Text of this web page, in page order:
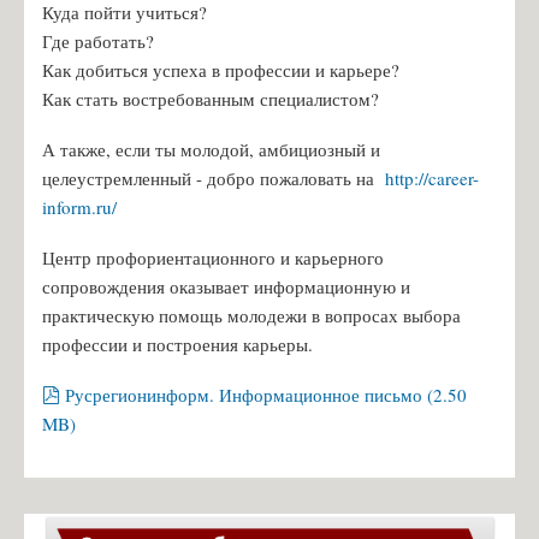
Чернявская К.А., учитель русского языка
Новик Ю.Ю., учитель русского языка
Удальцова М.Д., учитель русского языка
Косаржевская Я.Л., учитель географии
Криворученко Д.А., учитель истории
Тиханова С.С., учитель биологии
Исакова О.Ю., учитель математики
Ермолаев А.Я., учитель физики
Кожевникова Е.А., воспитатель ГПД
Денисевич Т.А. - учитель английского и немецкого языка
Куда пойти учиться?
Где работать?
Как добиться успеха в профессии и карьере?
Как стать востребованным специалистом?
А также, если ты молодой, амбициозный и
целеустремленный - добро пожаловать на http://career-
inform.ru/
Центр профориентационного и карьерного
сопровождения оказывает информационную и
практическую помощь молодежи в вопросах выбора
профессии и построения карьеры.
pdf
Русрегионинформ. Информационное письмо (2.50
MB)